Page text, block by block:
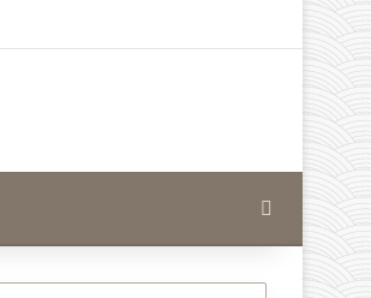
Искать